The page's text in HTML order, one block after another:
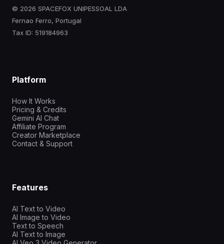
© 2026 SPACEFOX UNIPESSOAL LDA
Fernao Ferro, Portugal
Tax ID: 519184963
Platform
How It Works
Pricing & Credits
Gemini AI Chat
Affiliate Program
Creator Marketplace
Contact & Support
Features
AI Text to Video
AI Image to Video
Text to Speech
AI Text to Image